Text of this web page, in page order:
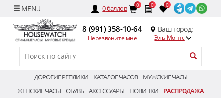
0баллов 0 0 0
8 (991) 358-10-64
Перезвоните мне
Ваш город:
Эль-Монте
ДОРОГИЕ РЕПЛИКИ КАТАЛОГ ЧАСОВ
МУЖСКИЕ ЧАСЫ
ЖЕНСКИЕ ЧАСЫ ОБУВЬ АКСЕССУАРЫ НОВИНКИ РАСПРОДАЖА